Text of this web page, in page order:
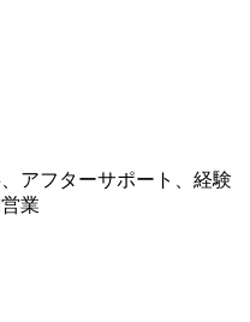
アフターサポート、経験
業